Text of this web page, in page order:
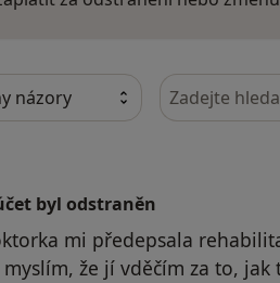
Hledejte v
byl odstraněn
mi předepsala
že jí vděčím za to,